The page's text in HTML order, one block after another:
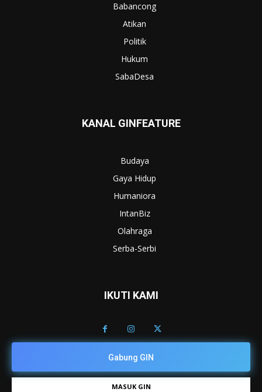
Babancong
Atikan
Politik
Hukum
SabaDesa
KANAL GINFEATURE
Budaya
Gaya Hidup
Humaniora
IntanBiz
Olahraga
Serba-Serbi
IKUTI KAMI
Gabung GIN
MASUK GIN